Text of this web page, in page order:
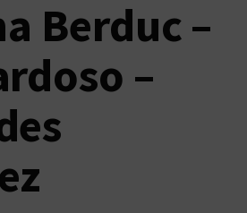
Berduc –
–